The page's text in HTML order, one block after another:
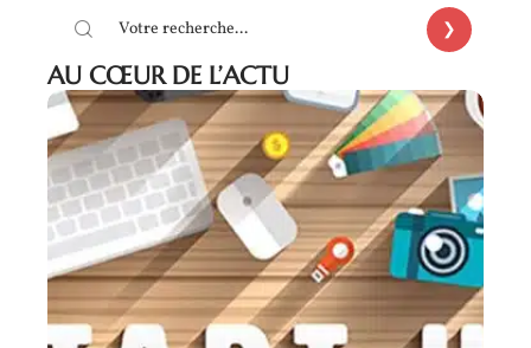
AU CŒUR DE L’ACTU